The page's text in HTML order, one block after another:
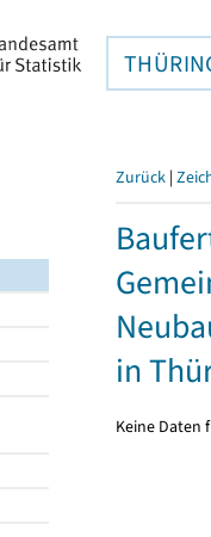
Zurück |
in
Keine Daten